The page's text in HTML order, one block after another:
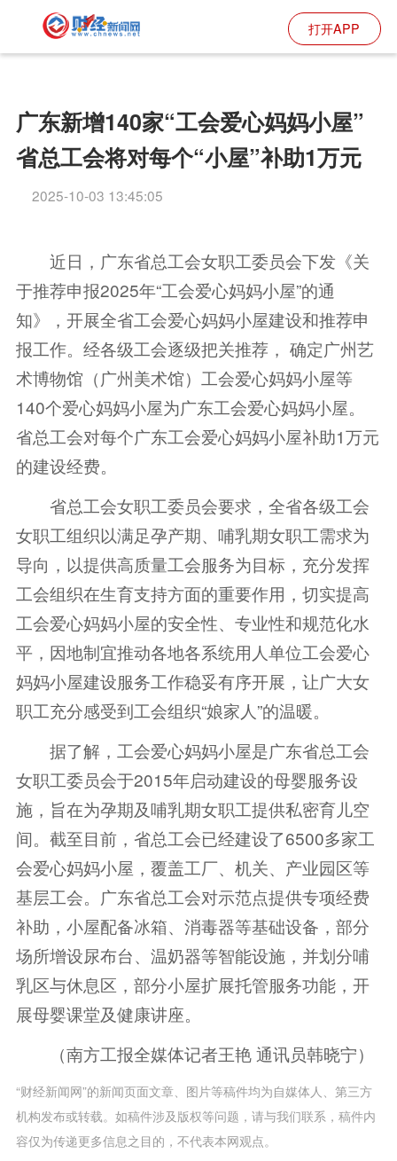
打开APP
广东新增140家“工会爱心妈妈小屋”
省总工会将对每个“小屋”补助1万元
2025-10-03 13:45:05
近日，广东省总工会女职工委员会下发《关
于推荐申报2025年“工会爱心妈妈小屋”的通
知》，开展全省工会爱心妈妈小屋建设和推荐申
报工作。经各级工会逐级把关推荐， 确定广州艺
术博物馆（广州美术馆）工会爱心妈妈小屋等
140个爱心妈妈小屋为广东工会爱心妈妈小屋。
省总工会对每个广东工会爱心妈妈小屋补助1万元
的建设经费。
省总工会女职工委员会要求，全省各级工会
女职工组织以满足孕产期、哺乳期女职工需求为
导向，以提供高质量工会服务为目标，充分发挥
工会组织在生育支持方面的重要作用，切实提高
工会爱心妈妈小屋的安全性、专业性和规范化水
平，因地制宜推动各地各系统用人单位工会爱心
妈妈小屋建设服务工作稳妥有序开展，让广大女
职工充分感受到工会组织“娘家人”的温暖。
据了解，工会爱心妈妈小屋是广东省总工会
女职工委员会于2015年启动建设的母婴服务设
施，旨在为孕期及哺乳期女职工提供私密育儿空
间。截至目前，省总工会已经建设了6500多家工
会爱心妈妈小屋，覆盖工厂、机关、产业园区等
基层工会。广东省总工会对示范点提供专项经费
补助，小屋配备冰箱、消毒器等基础设备，部分
场所增设尿布台、温奶器等智能设施，并划分哺
乳区与休息区，部分小屋扩展托管服务功能，开
展母婴课堂及健康讲座。
（南方工报全媒体记者王艳 通讯员韩晓宁）
“财经新闻网”的新闻页面文章、图片等稿件均为自媒体人、第三方
机构发布或转载。如稿件涉及版权等问题，请与我们联系，稿件内
容仅为传递更多信息之目的，不代表本网观点。